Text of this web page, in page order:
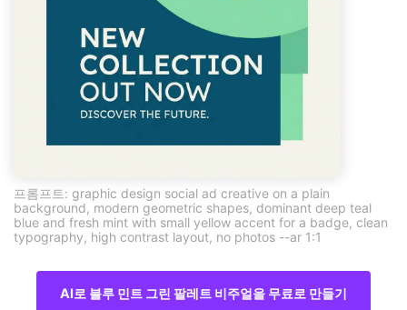
프롬프트: graphic design social ad creative on a plain
background, modern geometric shapes, dominant deep teal
blue and fresh mint with small yellow accent for a badge, clean
typography, high contrast layout, no photos --ar 1:1
AI로 블루 민트 그린 팔레트 비주얼을 무료로 만들기